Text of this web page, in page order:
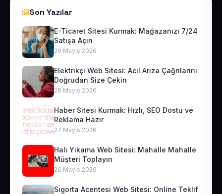
Son Yazılar
E-Ticaret Sitesi Kurmak: Mağazanızı 7/24
Satışa Açın
29 Mayıs 2026
Elektrikçi Web Sitesi: Acil Arıza Çağrılarını
Doğrudan Size Çekin
28 Mayıs 2026
Haber Sitesi Kurmak: Hızlı, SEO Dostu ve
Reklama Hazır
27 Mayıs 2026
Halı Yıkama Web Sitesi: Mahalle Mahalle
Müşteri Toplayın
26 Mayıs 2026
Sigorta Acentesi Web Sitesi: Online Teklif